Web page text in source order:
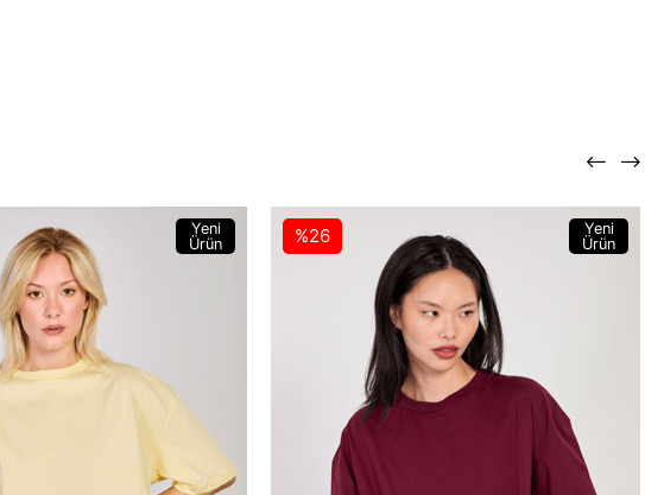
Yeni
Ürün
%26
Yeni
Ürün